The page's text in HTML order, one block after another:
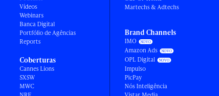
Vídeos
Webinars
Banca Digital
Portfólio de Agências
Reports
Coberturas
Cannes Lions
SXSW
MWC
Martechs & Adtechs
Brand Channels
IMO
Amazon Ads
OPL Digital
Impulso
PicPay
Nós Inteligência